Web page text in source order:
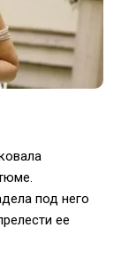
под него
ее